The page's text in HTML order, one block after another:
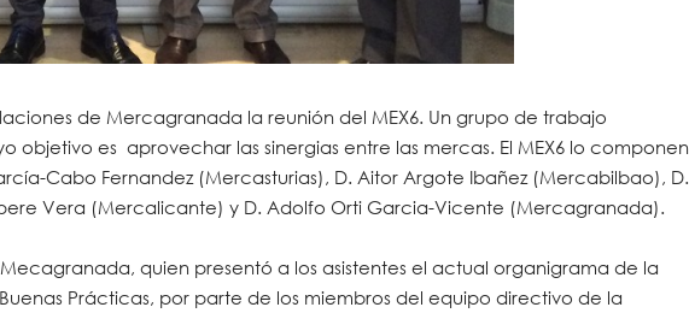
de Mercagranada la reunión del MEX6. Un grupo de trabajo
es aprovechar las sinergias entre las mercas. El MEX6 lo componen
Cabo Fernandez (Mercasturias), D. Aitor Argote Ibañez (Mercabilbao), D.
Vera (Mercalicante) y D. Adolfo Orti Garcia-Vicente (Mercagranada).
quien presentó a los asistentes el actual organigrama de la
Prácticas, por parte de los miembros del equipo directivo de la